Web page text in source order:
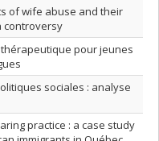
of wife abuse and their
controversy
pour jeunes
sociales : analyse
practice : a case study